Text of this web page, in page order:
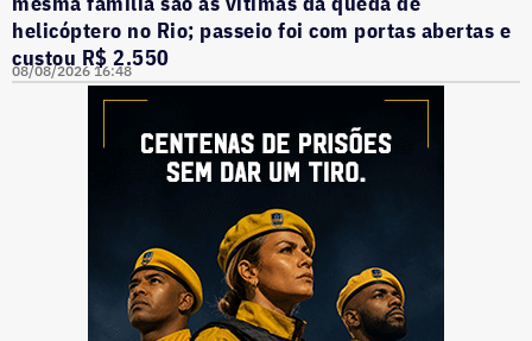
helicóptero no Rio; passeio foi com portas abertas e
custou R$ 2.550
08/08/2026 16:48